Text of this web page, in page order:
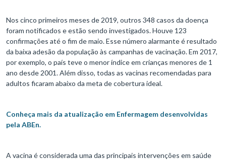
Nos cinco primeiros meses de 2019, outros 348 casos da doença
foram notificados e estão sendo investigados. Houve 123
confirmações até o fim de maio. Esse número alarmante é resultado
da baixa adesão da população às campanhas de vacinação. Em 2017,
por exemplo, o país teve o menor índice em crianças menores de 1
ano desde 2001. Além disso, todas as vacinas recomendadas para
adultos ficaram abaixo da meta de cobertura ideal.
Conheça mais da atualização em Enfermagem desenvolvidas
pela ABEn.
A vacina é considerada uma das principais intervenções em saúde